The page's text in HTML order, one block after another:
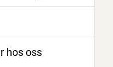
hos oss